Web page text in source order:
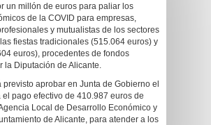
un millón de euros para paliar los
de la COVID para empresas,
y mutualistas de los sectores
fiestas tradicionales (515.064 euros) y
euros), procedentes de fondos
la Diputación de Alicante.
previsto aprobar en Junta de Gobierno el
pago efectivo de 410.987 euros de
Local de Desarrollo Económico y
de Alicante, para atender a los